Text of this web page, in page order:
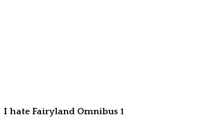
I hate Fairyland Omnibus 1